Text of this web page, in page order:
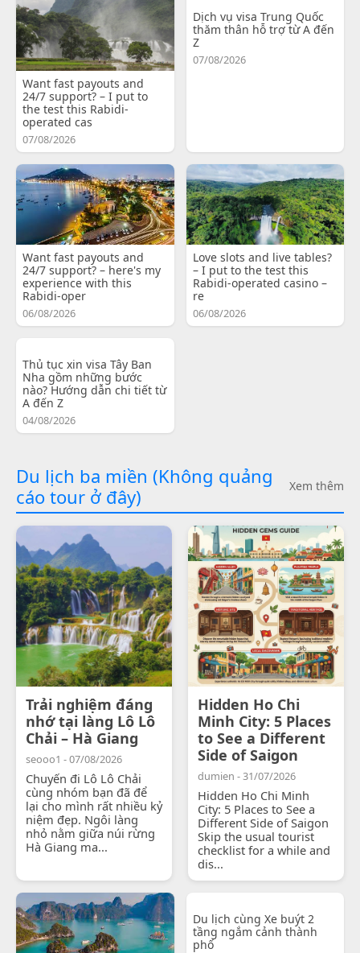
Want fast payouts and
24/7 support? – I put to
the test this Rabidi-
operated cas
07/08/2026
Dịch vụ visa Trung Quốc
thăm thân hỗ trợ từ A đến
Z
07/08/2026
Want fast payouts and
24/7 support? – here's my
experience with this
Rabidi-oper
06/08/2026
Love slots and live tables?
– I put to the test this
Rabidi-operated casino –
re
06/08/2026
Thủ tục xin visa Tây Ban
Nha gồm những bước
nào? Hướng dẫn chi tiết từ
A đến Z
04/08/2026
Du lịch ba miền (Không quảng
cáo tour ở đây)
Xem thêm
Trải nghiệm đáng
nhớ tại làng Lô Lô
Chải – Hà Giang
seooo1 - 07/08/2026
Chuyến đi Lô Lô Chải
cùng nhóm bạn đã để
lại cho mình rất nhiều kỷ
niệm đẹp. Ngôi làng
nhỏ nằm giữa núi rừng
Hà Giang ma...
Hidden Ho Chi
Minh City: 5 Places
to See a Different
Side of Saigon
dumien - 31/07/2026
Hidden Ho Chi Minh
City: 5 Places to See a
Different Side of Saigon
Skip the usual tourist
checklist for a while and
dis...
Du lịch cùng Xe buýt 2
tầng ngắm cảnh thành
phố